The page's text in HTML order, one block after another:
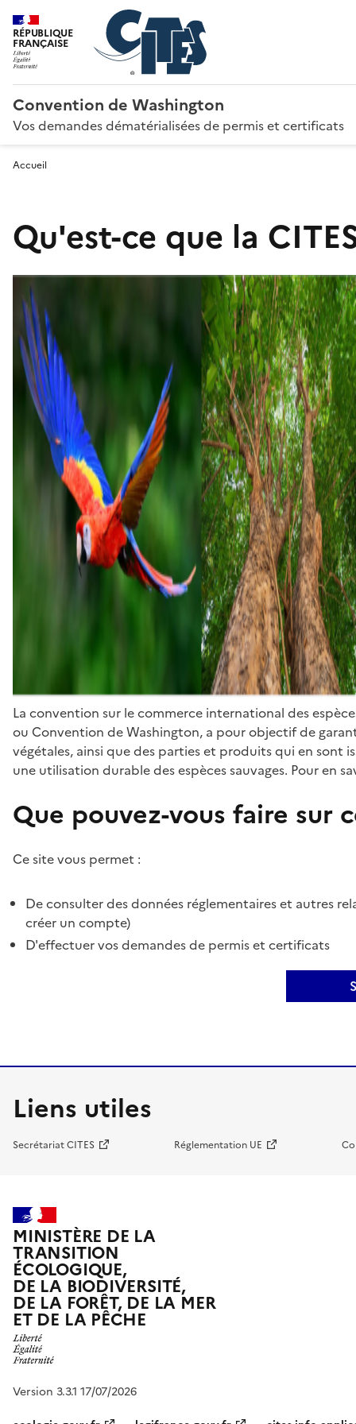
RÉPUBLIQUE
FRANÇAISE
Convention de Washington
Vos demandes dématérialisées de permis et certificats
Accueil
Qu'est-ce que la
La convention sur le commerce international des
ou Convention de Washington, a pour objectif de
végétales, ainsi que des parties et produits qui en sont
une utilisation durable des espèces sauvages. Pour en
Que pouvez-vous faire sur
Ce site vous permet :
De consulter des données réglementaires et autres
créer un compte)
D'effectuer vos demandes de permis et certificats
Liens utiles
Secrétariat CITES Réglementation UE
MINISTÈRE DE LA
TRANSITION
ÉCOLOGIQUE,
DE LA BIODIVERSITÉ,
DE LA FORÊT, DE LA MER
ET DE LA PÊCHE
Version 3.3.1 17/07/2026